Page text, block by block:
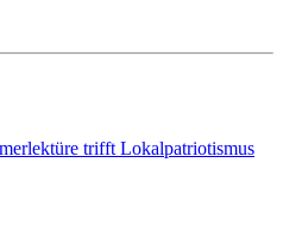
trifft Lokalpatriotismus